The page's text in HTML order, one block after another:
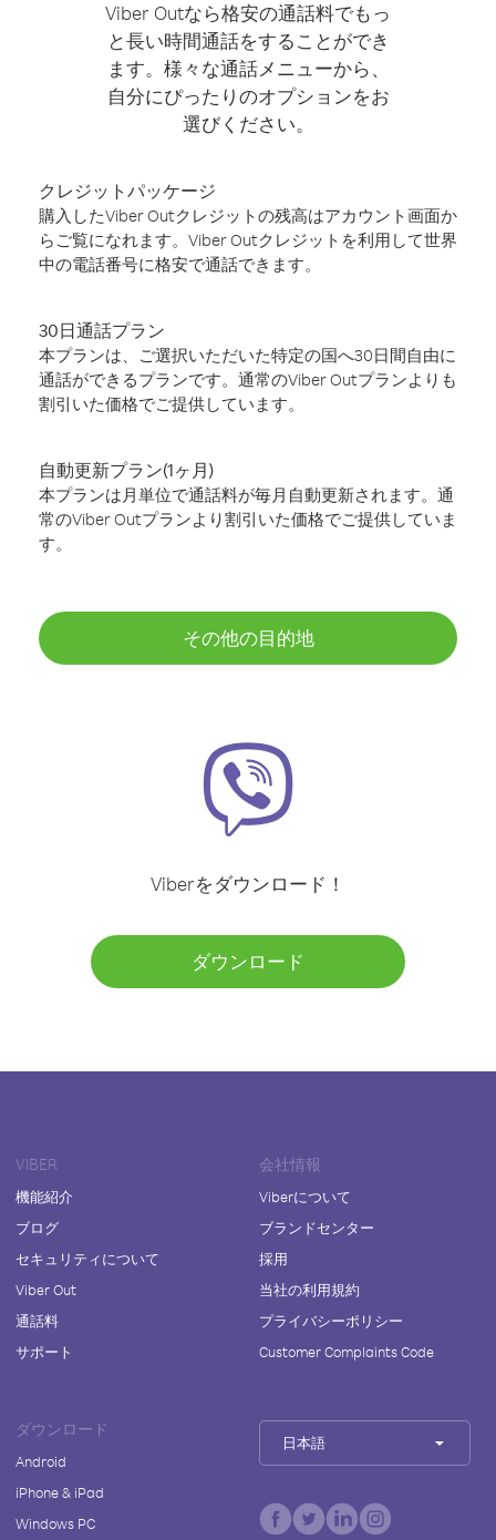
Viber Outなら格安の通話料でもっ
と長い時間通話をすることができ
ます。様々な通話メニューから、
自分にぴったりのオプションをお
選びください。
クレジットパッケージ
購入したViber Outクレジットの残高はアカウント画面か
らご覧になれます。Viber Outクレジットを利用して世界
中の電話番号に格安で通話できます。
30日通話プラン
本プランは、ご選択いただいた特定の国へ30日間自由に
通話ができるプランです。通常のViber Outプランよりも
割引いた価格でご提供しています。
自動更新プラン(1ヶ月)
本プランは月単位で通話料が毎月自動更新されます。通
常のViber Outプランより割引いた価格でご提供していま
す。
その他の目的地
Viberをダウンロード！
ダウンロード
VIBER
機能紹介
ブログ
セキュリティについて
Viber Out
通話料
サポート
会社情報
Viberについて
ブランドセンター
採用
当社の利用規約
プライバシーポリシー
Customer Complaints Code
ダウンロード
Android
iPhone & iPad
Windows PC
日本語